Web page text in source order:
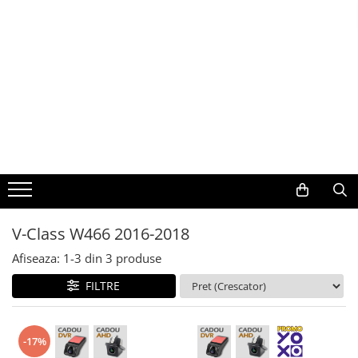
Volkswagen
Audi
Mercedes Benz
Ford
Skoda
V-Class W466 2016-2018
Afiseaza: 1-3 din 3 produse
FILTRE
-17%